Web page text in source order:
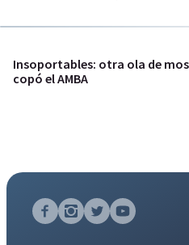
Insoportables: otra ola de
copó el AMBA